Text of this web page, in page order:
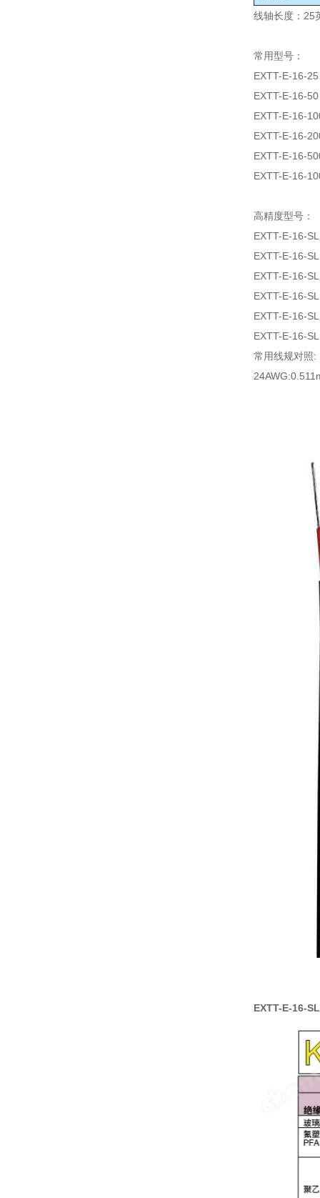
线轴长度：25
常用型号：
EXTT-E-16-25
EXTT-E-16-50
EXTT-E-16-
EXTT-E-16-
EXTT-E-16-
EXTT-E-16-
高精度型号：
EXTT-E-16-
EXTT-E-16-
EXTT-E-16-
EXTT-E-16-
EXTT-E-16-
EXTT-E-16-
常用线规对照:
EXTT-E-16-